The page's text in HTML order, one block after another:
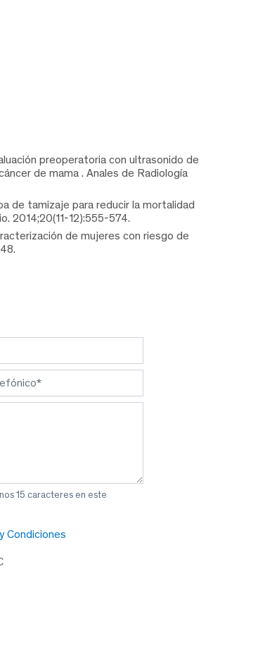
preoperatoria con ultrasonido de
de mama . Anales de Radiología
de tamizaje para reducir la mortalidad
2014;20(11-12):555-574.
de mujeres con riesgo de
15 caracteres en este
Condiciones